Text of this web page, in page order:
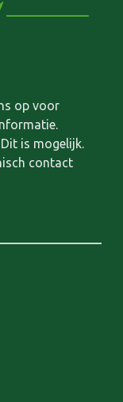
op voor
is mogelijk.
contact